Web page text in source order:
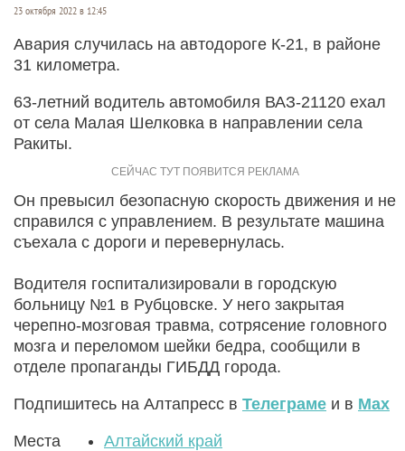
23 октября 2022 в 12:45
Авария случилась на автодороге К-21, в районе
31 километра.
63-летний водитель автомобиля ВАЗ-21120 ехал
от села Малая Шелковка в направлении села
Ракиты.
Он превысил безопасную скорость движения и не
справился с управлением. В результате машина
съехала с дороги и перевернулась.
Водителя госпитализировали в городскую
больницу №1 в Рубцовске. У него закрытая
черепно-мозговая травма, сотрясение головного
мозга и переломом шейки бедра, сообщили в
отделе пропаганды ГИБДД города.
Подпишитесь на Алтапресс в Телеграме и в Max
Места
Алтайский край